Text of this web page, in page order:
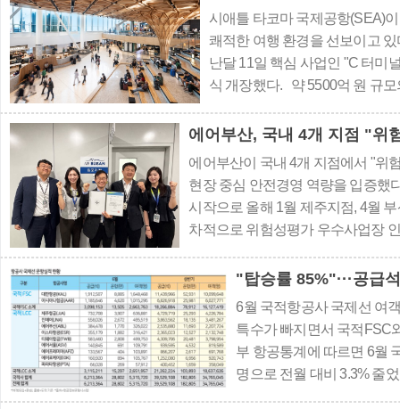
시애틀 타코마 국제공항(SEA)
쾌적한 여행 환경을 선보이고
난달 11일 핵심 사업인 "C 터미
식 개장했다. 약 5500억 원 규
지역 소상공인과 신생 브랜드의
에어부산, 국내 4개 지점 "위
에어부산이 국내 4개 지점에서 "위
현장 중심 안전경영 역량을 입증했
시작으로 올해 1월 제주지점, 4월
차적으로 위험성평가 우수사업장
보건공단이 객관적으로 심사해 인
"탑승률 85%"···공급
6월 국적항공사 국제선 여
특수가 빠지면서 국적FSC
부 항공통계에 따르면 6월
명으로 전월 대비 3.3% 줄